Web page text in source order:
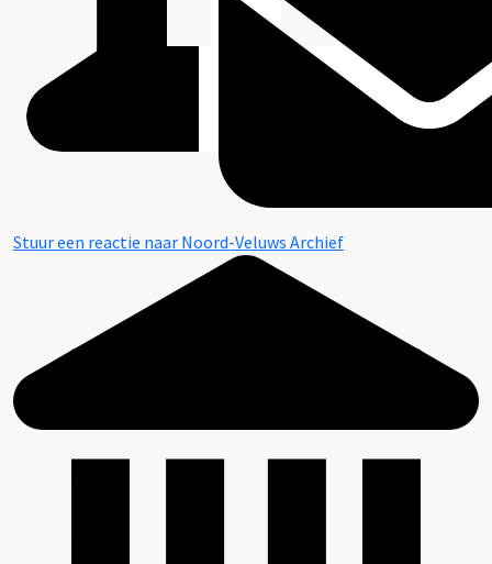
Stuur een reactie naar Noord-Veluws Archief